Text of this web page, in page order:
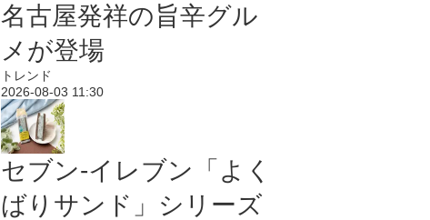
名古屋発祥の旨辛グル
メが登場
トレンド
2026-08-03 11:30
セブン‐イレブン「よく
ばりサンド」シリーズ